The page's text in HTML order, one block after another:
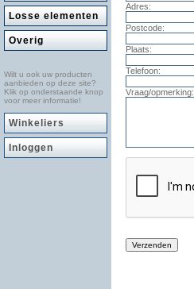
Losse elementen
Overig
Wilt u ook uw producten
aanbieden op deze site?
Klik op onderstaande knop
voor meer informatie!
Winkeliers
Inloggen
Adres:
Postcode:
Plaats:
Telefoon:
Vraag/opmerking: